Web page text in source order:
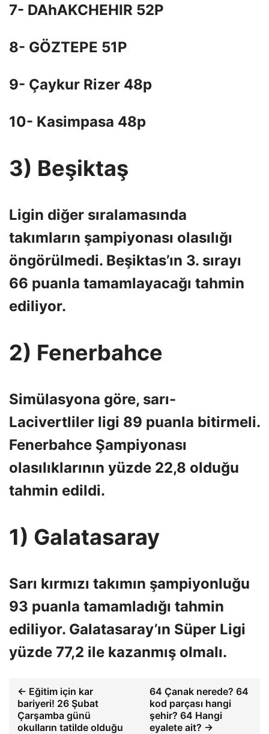
7- DAhAKCHEHIR 52P
8- GÖZTEPE 51P
9- Çaykur Rizer 48p
10- Kasimpasa 48p
3) Beşiktaş
Ligin diğer sıralamasında
takımların şampiyonası olasılığı
öngörülmedi. Beşiktas’ın 3. sırayı
66 puanla tamamlayacağı tahmin
ediliyor.
2) Fenerbahce
Simülasyona göre, sarı-
Lacivertliler ligi 89 puanla bitirmeli.
Fenerbahce Şampiyonası
olasılıklarının yüzde 22,8 olduğu
tahmin edildi.
1) Galatasaray
Sarı kırmızı takımın şampiyonluğu
93 puanla tamamladığı tahmin
ediliyor. Galatasaray’ın Süper Ligi
yüzde 77,2 ile kazanmış olmalı.
← Eğitim için kar
bariyeri! 26 Şubat
Çarşamba günü
okulların tatilde olduğu
64 Çanak nerede? 64
kod parçası hangi
şehir? 64 Hangi
eyalete ait? →